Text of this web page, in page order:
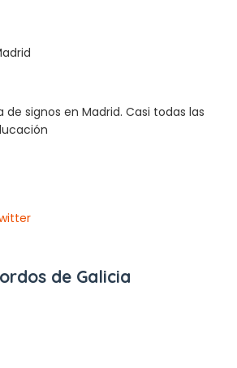
signos en Madrid. Casi todas las
de Galicia